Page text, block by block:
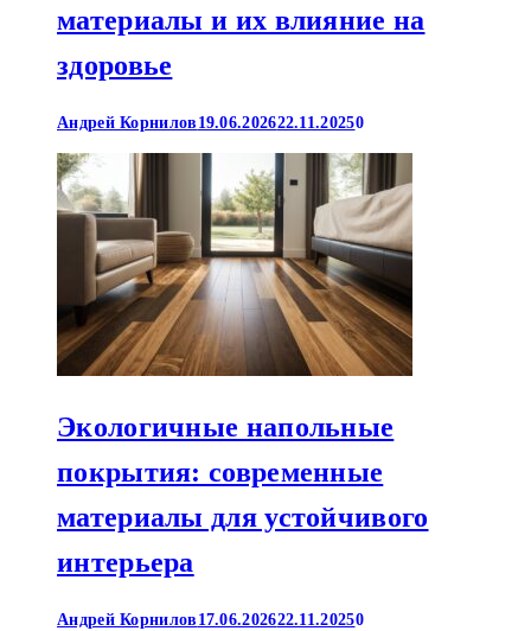
материалы и их влияние на
здоровье
Андрей Корнилов 19.06.202622.11.20250
Экологичные напольные
покрытия: современные
материалы для устойчивого
интерьера
Андрей Корнилов 17.06.202622.11.20250